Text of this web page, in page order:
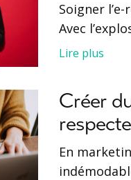
Soigner
Avec
Lire plus
Créer
En